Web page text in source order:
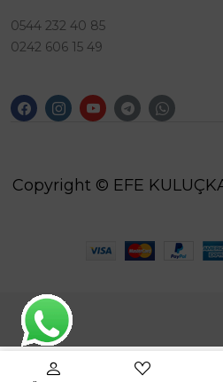
0544 232 40 85
0242 606 15 49
Copyright © EFE